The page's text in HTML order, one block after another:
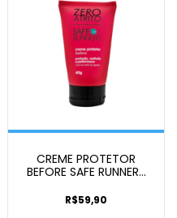
CREME PROTETOR
BEFORE SAFE RUNNERS
R$59,90